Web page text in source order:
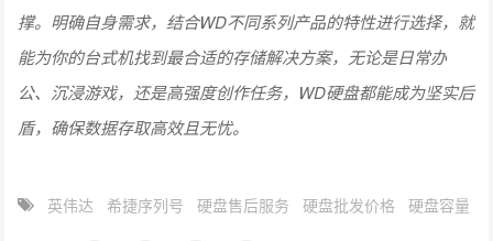
撑。明确自身需求，结合WD不同系列产品的特性进行选择，就
能为你的台式机找到最合适的存储解决方案，无论是日常办
公、沉浸游戏，还是高强度创作任务，WD硬盘都能成为坚实后
盾，确保数据存取高效且无忧。
英伟达 希捷序列号 硬盘售后服务 硬盘批发价格 硬盘容量